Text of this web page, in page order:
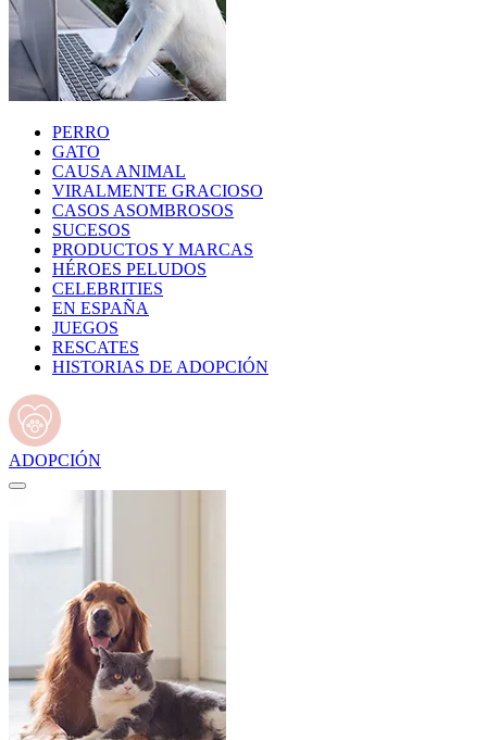
PERRO
GATO
CAUSA ANIMAL
VIRALMENTE GRACIOSO
CASOS ASOMBROSOS
SUCESOS
PRODUCTOS Y MARCAS
HÉROES PELUDOS
CELEBRITIES
EN ESPAÑA
JUEGOS
RESCATES
HISTORIAS DE ADOPCIÓN
ADOPCIÓN